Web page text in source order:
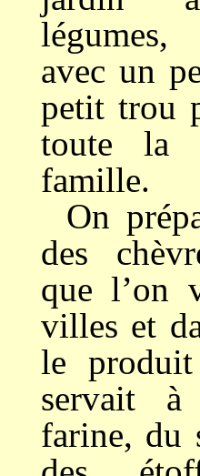
avec un
petit trou
toute la
famille.
On
des
que l’on
villes et
le
servait
farine, du